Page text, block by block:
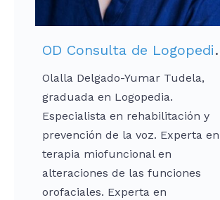
OD Consulta
Olalla Delgado-Yumar Tudela,
graduada en Logopedia.
Especialista en rehabilitación y
prevención de la voz. Experta en
terapia miofuncional en
alteraciones de las funciones
orofaciales. Experta en